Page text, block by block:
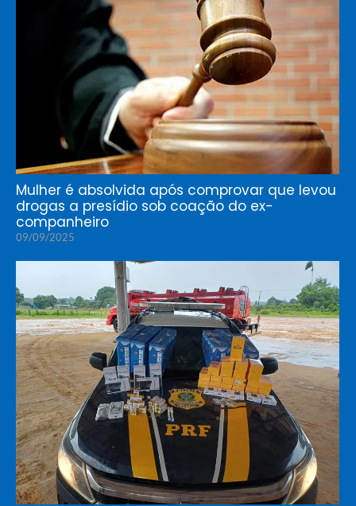
Mulher é absolvida após comprovar que levou
drogas a presídio sob coação do ex-
companheiro
09/09/2025